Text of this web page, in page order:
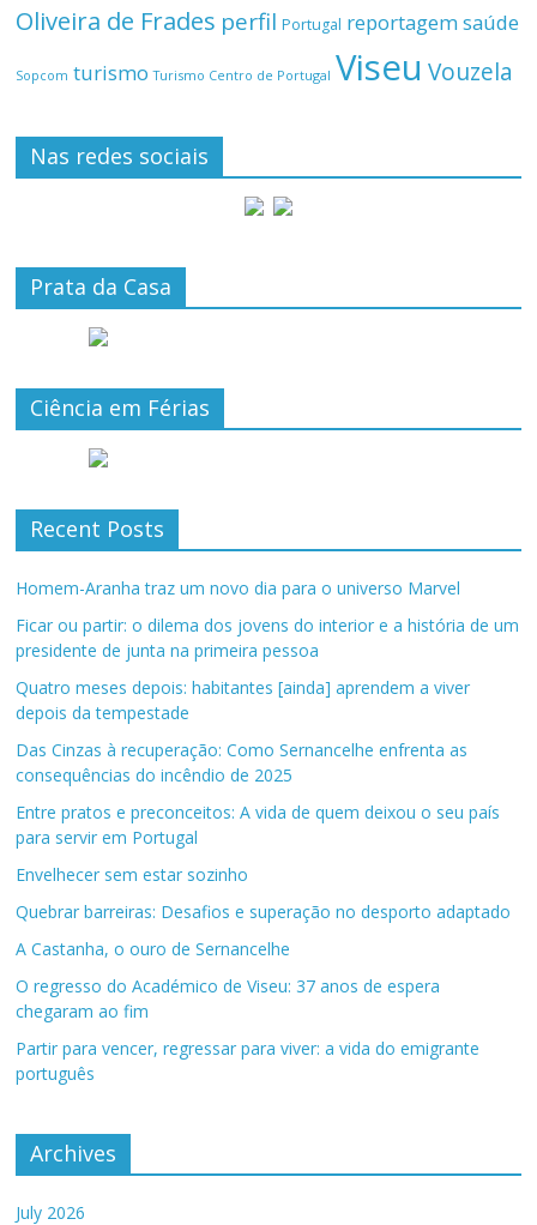
Oliveira de Frades perfil Portugal reportagemsaúde
Sopcom turismo Turismo Centro de Portugal Viseu Vouzela
Nas redes sociais
Prata da Casa
Ciência em Férias
Recent Posts
Homem-Aranha traz um novo dia para o universo Marvel
Ficar ou partir: o dilema dos jovens do interior e a história de um
presidente de junta na primeira pessoa
Quatro meses depois: habitantes [ainda] aprendem a viver
depois da tempestade
Das Cinzas à recuperação: Como Sernancelhe enfrenta as
consequências do incêndio de 2025
Entre pratos e preconceitos: A vida de quem deixou o seu país
para servir em Portugal
Envelhecer sem estar sozinho
Quebrar barreiras: Desafios e superação no desporto adaptado
A Castanha, o ouro de Sernancelhe
O regresso do Académico de Viseu: 37 anos de espera
chegaram ao fim
Partir para vencer, regressar para viver: a vida do emigrante
português
Archives
July 2026